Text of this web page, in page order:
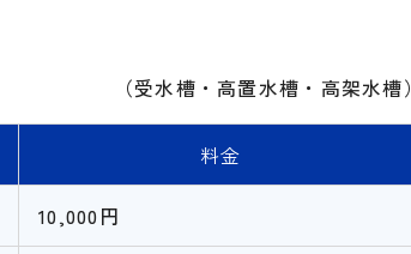
（受水槽・高置水槽・高架水槽）
料金
10,000円